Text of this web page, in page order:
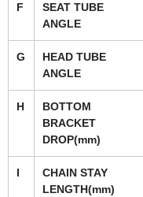
F
SEAT TUBE
ANGLE
G
HEAD TUBE
ANGLE
H
BOTTOM
BRACKET
DROP(mm)
I
CHAIN STAY
LENGTH(mm)